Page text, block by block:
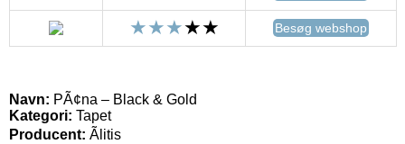
Besøg webshop
Navn: PÃ¢na – Black & Gold
Kategori: Tapet
Producent: Ãlitis